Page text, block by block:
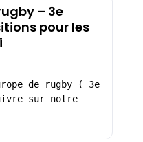
– 3e
pour les
de rugby ( 3e
sur notre